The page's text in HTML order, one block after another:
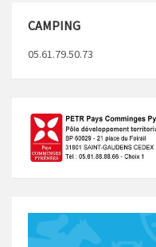
CAMPING
05.61.79.50.73